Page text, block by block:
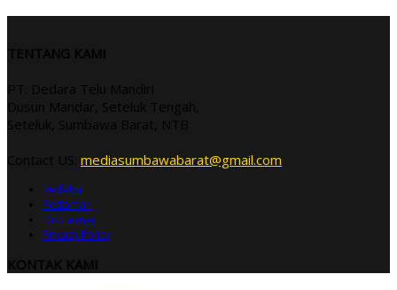
TENTANG KAMI
PT. Dedara Telu Mandiri
Dusun Mandar, Seteluk Tengah,
Seteluk, Sumbawa Barat, NTB
Contact US: mediasumbawabarat@gmail.com
Redaksi
Pedoman
Disclaimer
Privacy Policy
KONTAK KAMI